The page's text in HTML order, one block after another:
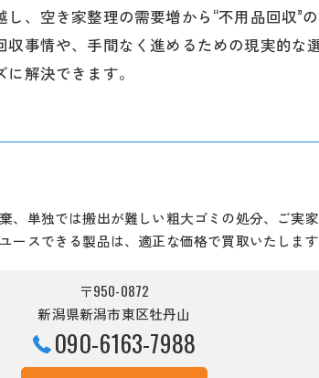
、空き家整理の需要増から“不用品回収”
事情や、手間なく進めるための現実的
解決できます。
、単独では搬出が難しい粗大ゴミの処分、ご実
ースできる製品は、適正な価格で買取いたしま
〒950-0872
新潟県新潟市東区牡丹山
090-6163-7988